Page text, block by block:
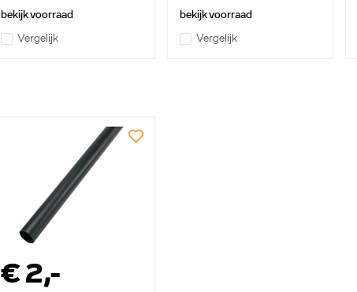
0.75mm...
bekijk voorraad
Vergelijk
1.00mm...
bekijk voorraad
Vergelijk
€ 2,-